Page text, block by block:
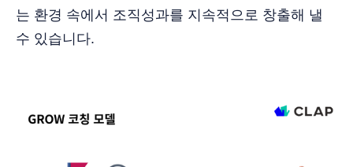
는 환경 속에서 조직성과를 지속적으로 창출해 낼
수 있습니다.